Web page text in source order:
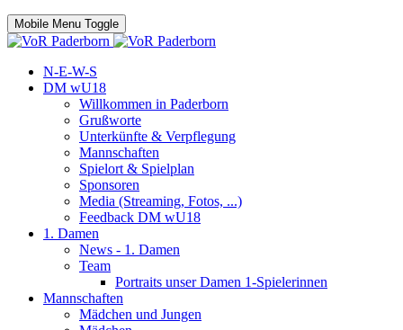
Mobile Menu Toggle
N-E-W-S
DM wU18
Willkommen in Paderborn
Grußworte
Unterkünfte & Verpflegung
Mannschaften
Spielort & Spielplan
Sponsoren
Media (Streaming, Fotos, ...)
Feedback DM wU18
1. Damen
News - 1. Damen
Team
Portraits unser Damen 1-Spielerinnen
Mannschaften
Mädchen und Jungen